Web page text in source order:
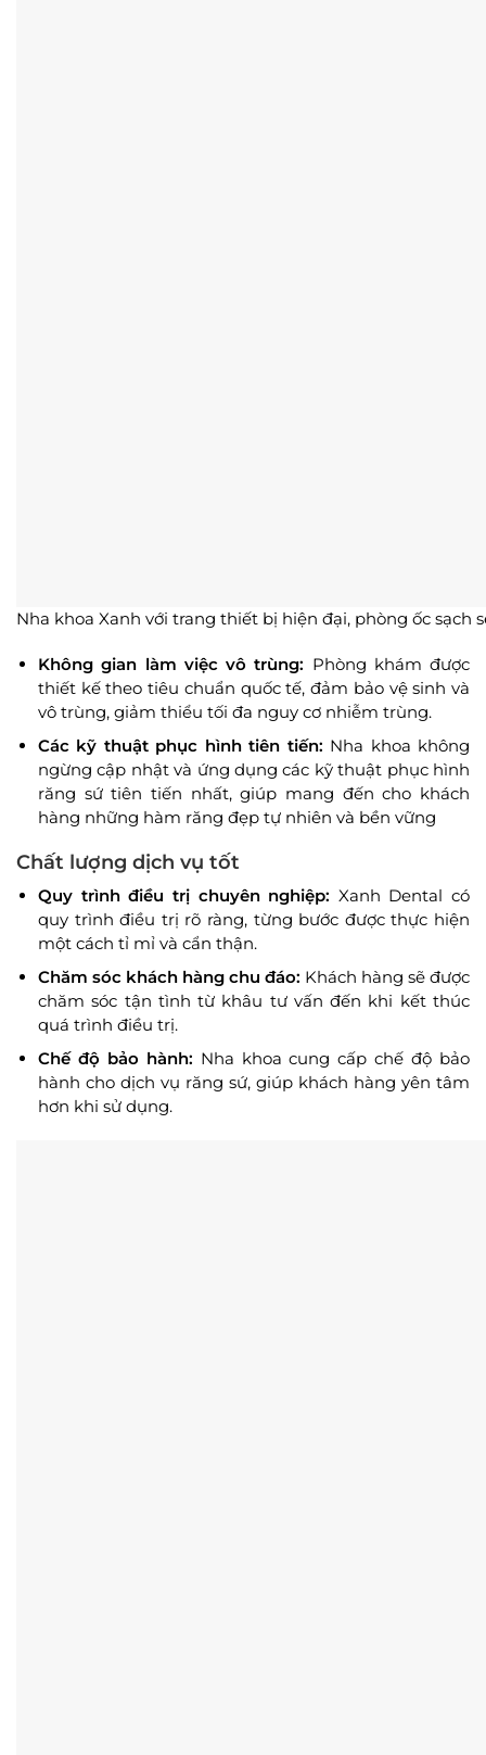
Nha khoa Xanh với trang thiết bị hiện đại, phòng ốc sạch
Không gian làm việc vô trùng: Phòng khám được
thiết kế theo tiêu chuẩn quốc tế, đảm bảo vệ sinh và
vô trùng, giảm thiểu tối đa nguy cơ nhiễm trùng.
Các kỹ thuật phục hình tiên tiến: Nha khoa không
ngừng cập nhật và ứng dụng các kỹ thuật phục hình
răng sứ tiên tiến nhất, giúp mang đến cho khách
hàng những hàm răng đẹp tự nhiên và bền vững
Chất lượng dịch vụ tốt
Quy trình điều trị chuyên nghiệp: Xanh Dental có
quy trình điều trị rõ ràng, từng bước được thực hiện
một cách tỉ mỉ và cẩn thận.
Chăm sóc khách hàng chu đáo: Khách hàng sẽ được
chăm sóc tận tình từ khâu tư vấn đến khi kết thúc
quá trình điều trị.
Chế độ bảo hành: Nha khoa cung cấp chế độ bảo
hành cho dịch vụ răng sứ, giúp khách hàng yên tâm
hơn khi sử dụng.